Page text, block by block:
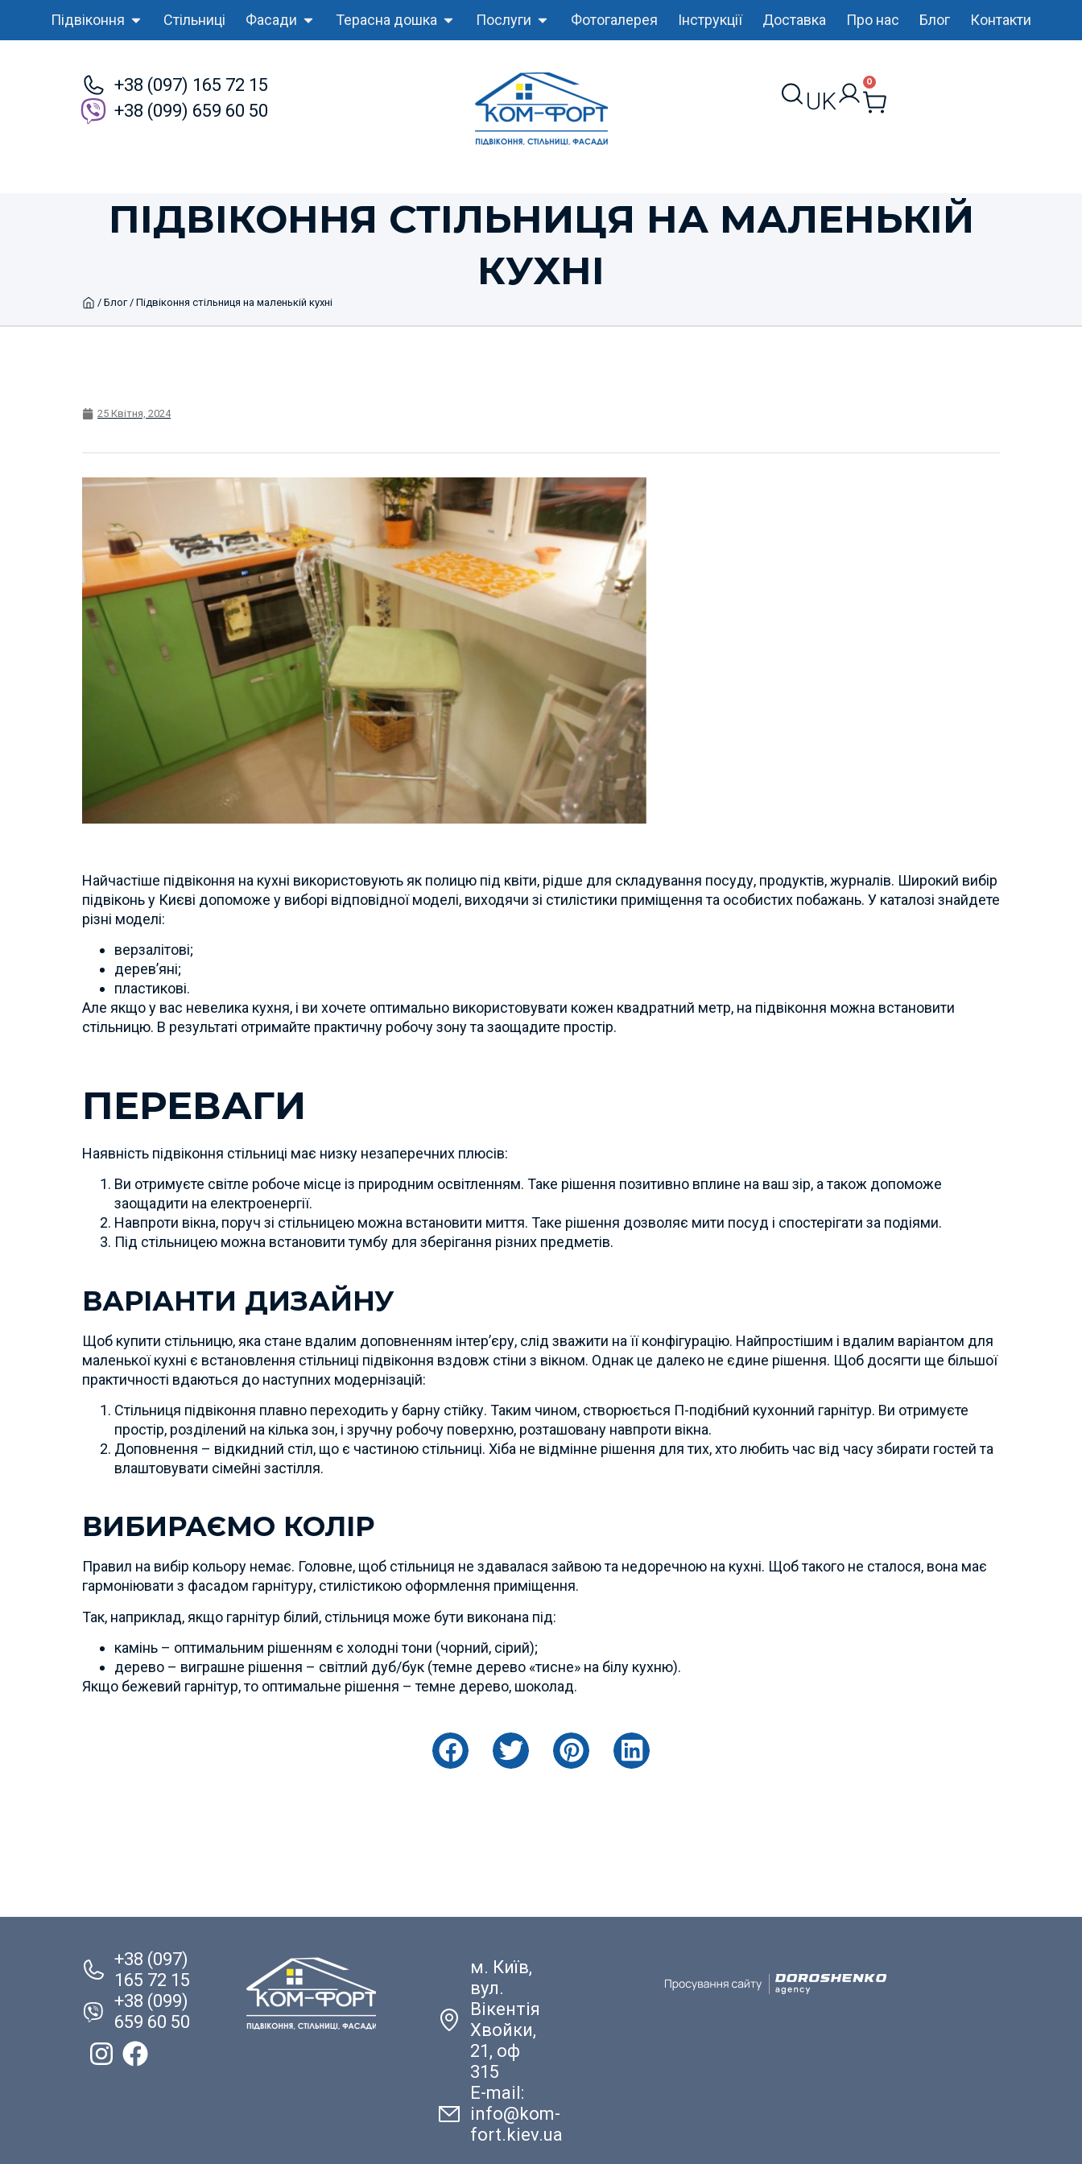
Підвіконня Стільниці Фасади Терасна дошка Послуги Фотогалерея Інструкції Доставка Про нас Блог Контакти
+38 (097) 165 72 15
+38 (099) 659 60 50
UK
RU
0
ПІДВІКОННЯ СТІЛЬНИЦЯ НА МАЛЕНЬКІЙ
КУХНІ
Home
/ Блог/ Підвіконня стільниця на маленькій кухні
25 Квітня, 2024
Найчастіше підвіконня на кухні використовують як полицю під квіти, рідше для складування посуду, продуктів, журналів. Широкий вибір
підвіконь у Києві допоможе у виборі відповідної моделі, виходячи зі стилістики приміщення та особистих побажань. У каталозі знайдете
різні моделі:
верзалітові;
дерев’яні;
пластикові.
Але якщо у вас невелика кухня, і ви хочете оптимально використовувати кожен квадратний метр, на підвіконня можна встановити
стільницю. В результаті отримайте практичну робочу зону та заощадите простір.
ПЕРЕВАГИ
Наявність підвіконня стільниці має низку незаперечних плюсів:
Ви отримуєте світле робоче місце із природним освітленням. Таке рішення позитивно вплине на ваш зір, а також допоможе
заощадити на електроенергії.
Навпроти вікна, поруч зі стільницею можна встановити миття. Таке рішення дозволяє мити посуд і спостерігати за подіями.
Під стільницею можна встановити тумбу для зберігання різних предметів.
ВАРІАНТИ ДИЗАЙНУ
Щоб купити стільницю, яка стане вдалим доповненням інтер’єру, слід зважити на її конфігурацію. Найпростішим і вдалим варіантом для
маленької кухні є встановлення стільниці підвіконня вздовж стіни з вікном. Однак це далеко не єдине рішення. Щоб досягти ще більшої
практичності вдаються до наступних модернізацій:
Стільниця підвіконня плавно переходить у барну стійку. Таким чином, створюється П-подібний кухонний гарнітур. Ви отримуєте
простір, розділений на кілька зон, і зручну робочу поверхню, розташовану навпроти вікна.
Доповнення – відкидний стіл, що є частиною стільниці. Хіба не відмінне рішення для тих, хто любить час від часу збирати гостей та
влаштовувати сімейні застілля.
ВИБИРАЄМО КОЛІР
Правил на вибір кольору немає. Головне, щоб стільниця не здавалася зайвою та недоречною на кухні. Щоб такого не сталося, вона має
гармоніювати з фасадом гарнітуру, стилістикою оформлення приміщення.
Так, наприклад, якщо гарнітур білий, стільниця може бути виконана під:
камінь – оптимальним рішенням є холодні тони (чорний, сірий);
дерево – виграшне рішення – світлий дуб/бук (темне дерево «тисне» на білу кухню).
Якщо бежевий гарнітур, то оптимальне рішення – темне дерево, шоколад.
+38 (097)
165 72 15
+38 (099)
659 60 50
м. Київ,
вул.
Вікентія
Хвойки,
21, оф
315
E-mail:
info@kom-
fort.kiev.ua